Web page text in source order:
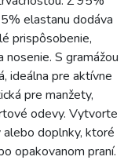
elastanu dodáva
prispôsobenie,
nosenie. S gramážou
ideálna pre aktívne
pre manžety,
odevy. Vytvorte
alebo doplnky, ktoré
opakovanom praní.